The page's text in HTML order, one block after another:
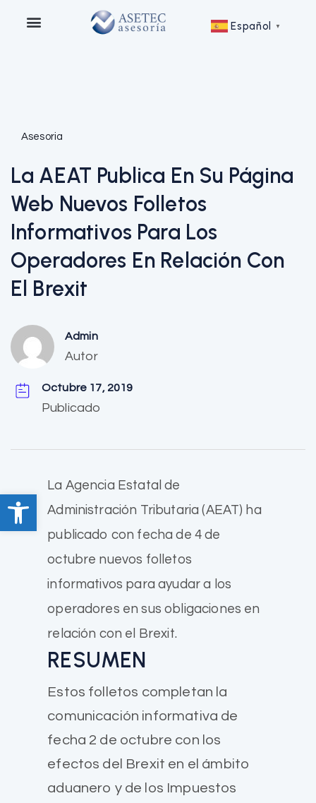
Abrir barra de herramientas
Español ▼
Asesoria
La AEAT Publica En Su Página
Web Nuevos Folletos
Informativos Para Los
Operadores En Relación Con
El Brexit
Admin
Autor
Octubre 17, 2019
Publicado
La Agencia Estatal de
Administración Tributaria (AEAT) ha
publicado con fecha de 4 de
octubre nuevos folletos
informativos para ayudar a los
operadores en sus obligaciones en
relación con el Brexit.
RESUMEN
Estos folletos completan la
comunicación informativa de
fecha 2 de octubre con los
efectos del Brexit en el ámbito
aduanero y de los Impuestos